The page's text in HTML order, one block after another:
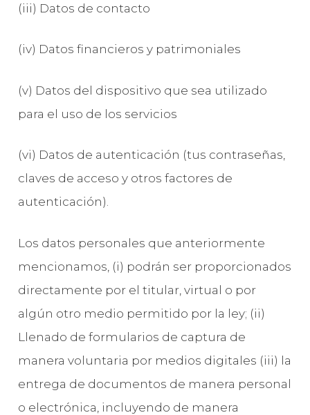
(iii) Datos de contacto
(iv) Datos financieros y patrimoniales
(v) Datos del dispositivo que sea utilizado
para el uso de los servicios
(vi) Datos de autenticación (tus contraseñas,
claves de acceso y otros factores de
autenticación).
Los datos personales que anteriormente
mencionamos, (i) podrán ser proporcionados
directamente por el titular, virtual o por
algún otro medio permitido por la ley; (ii)
Llenado de formularios de captura de
manera voluntaria por medios digitales (iii) la
entrega de documentos de manera personal
o electrónica, incluyendo de manera